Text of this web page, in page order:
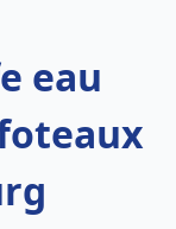
eau